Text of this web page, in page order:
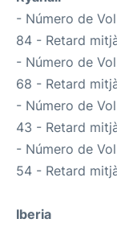
- Número de
84 - Retard
- Número de
68 - Retard
- Número de
43 - Retard
- Número de
54 - Retard
Iberia